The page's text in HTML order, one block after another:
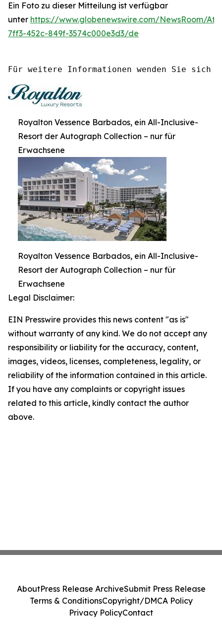
Ein Foto zu dieser Mitteilung ist verfügbar
unter https://www.globenewswire.com/NewsRoom/
7ff3-452c-849f-3574c000e3d3/de
Für weitere Informationen wenden Sie sich
Royalton Vessence Barbados, ein All-Inclusive-
Resort der Autograph Collection – nur für
Erwachsene
Royalton Vessence Barbados, ein All-Inclusive-
Resort der Autograph Collection – nur für
Erwachsene
Legal Disclaimer:
EIN Presswire provides this news content "as is"
without warranty of any kind. We do not accept any
responsibility or liability for the accuracy, content,
images, videos, licenses, completeness, legality, or
reliability of the information contained in this article.
If you have any complaints or copyright issues
related to this article, kindly contact the author
above.
AboutPress Release ArchiveSubmit Press Release
Terms & ConditionsCopyright/DMCA Policy
Privacy PolicyContact